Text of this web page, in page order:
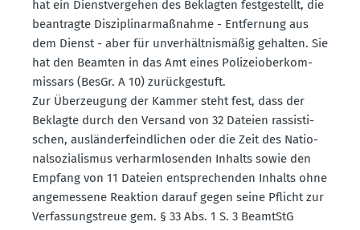
hat ein Dienst­ver­gehen des Beklagten festge­stellt, die
beantragte Diszi­pli­nar­maß­nahme - Entfernung aus
dem Dienst - aber für unver­hält­nis­mäßig gehalten. Sie
hat den Beamten in das Amt eines Polizei­ober­kom­
missars (BesGr. A 10) zurück­ge­stuft.
Zur Überzeugung der Kammer steht fest, dass der
Beklagte durch den Versand von 32 Dateien rassis­ti­
schen, auslän­der­feind­lichen oder die Zeit des Natio­
nal­so­zia­lismus verharm­lo­senden Inhalts sowie den
Empfang von 11 Dateien entspre­chenden Inhalts ohne
angemessene Reaktion darauf gegen seine Pflicht zur
Verfas­sungs­treue gem. § 33 Abs. 1 S. 3 BeamtStG